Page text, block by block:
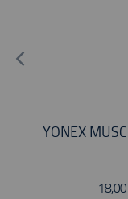
YONEX